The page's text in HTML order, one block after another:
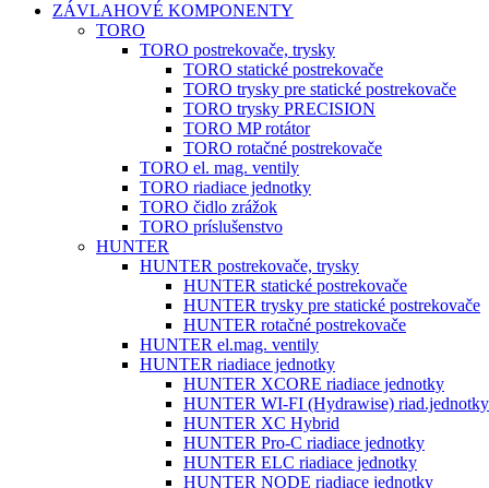
ZÁVLAHOVÉ KOMPONENTY
TORO
TORO postrekovače, trysky
TORO statické postrekovače
TORO trysky pre statické postrekovače
TORO trysky PRECISION
TORO MP rotátor
TORO rotačné postrekovače
TORO el. mag. ventily
TORO riadiace jednotky
TORO čidlo zrážok
TORO príslušenstvo
HUNTER
HUNTER postrekovače, trysky
HUNTER statické postrekovače
HUNTER trysky pre statické postrekovače
HUNTER rotačné postrekovače
HUNTER el.mag. ventily
HUNTER riadiace jednotky
HUNTER XCORE riadiace jednotky
HUNTER WI-FI (Hydrawise) riad.jednotky
HUNTER XC Hybrid
HUNTER Pro-C riadiace jednotky
HUNTER ELC riadiace jednotky
HUNTER NODE riadiace jednotky